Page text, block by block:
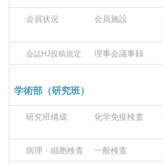
会員状況 会員施設
会誌HJ投稿規定 理事会議事録
学術部（研究班）
研究班構成 化学免疫検査
病理・細胞検査
一般検査